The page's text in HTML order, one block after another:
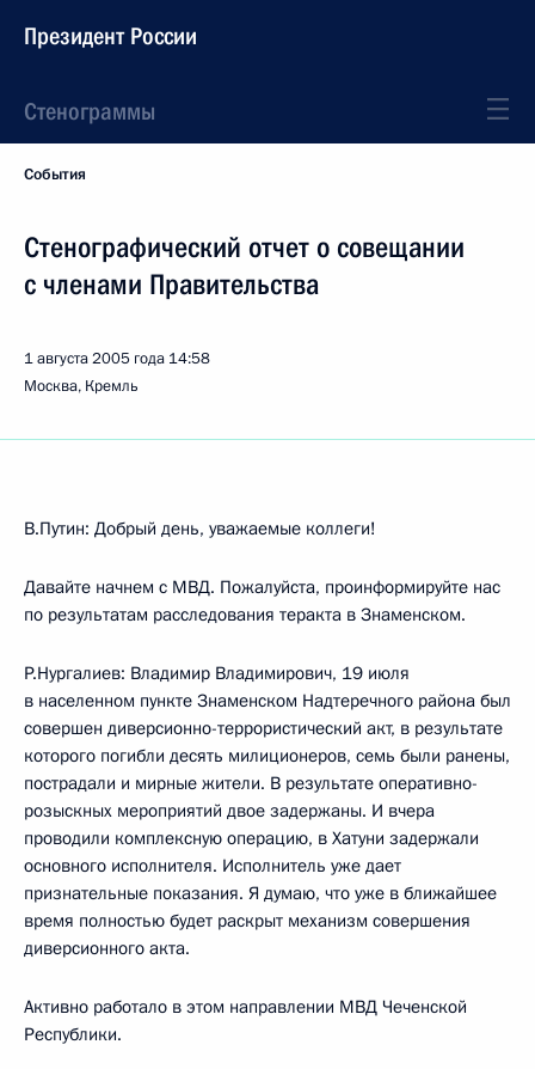
Президент России
Стенограммы
События
Стенографический отчет о совещании
с членами Правительства
1 августа 2005 года 14:58
Москва, Кремль
В.Путин: Добрый день, уважаемые коллеги!
Давайте начнем с МВД. Пожалуйста, проинформируйте нас
по результатам расследования теракта в Знаменском.
Р.Нургалиев: Владимир Владимирович, 19 июля
в населенном пункте Знаменском Надтеречного района был
совершен диверсионно-террористический акт, в результате
которого погибли десять милиционеров, семь были ранены,
пострадали и мирные жители. В результате оперативно-
розыскных мероприятий двое задержаны. И вчера
проводили комплексную операцию, в Хатуни задержали
основного исполнителя. Исполнитель уже дает
признательные показания. Я думаю, что уже в ближайшее
время полностью будет раскрыт механизм совершения
диверсионного акта.
Активно работало в этом направлении МВД Чеченской
Республики.